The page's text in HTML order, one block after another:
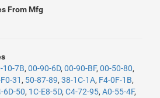
From Mfg
10-7B, 00-90-6D, 00-90-BF, 00-50-80,
31 , 50-87-89, 38-1C-1A, F4-0F-1B,
6D-50, 1C-E8-5D, C4-72-95, A0-55-4F,